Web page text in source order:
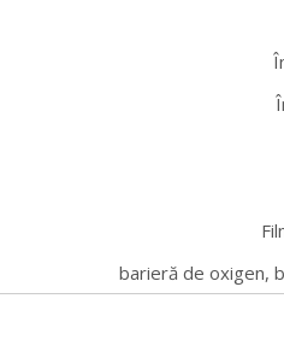
barieră de oxigen,